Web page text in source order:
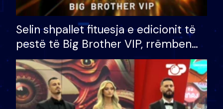
Selin shpallet fituesja e edicionit të
pestë të Big Brother VIP, rrëmben
çmimin e madh prej 100 mijë eurosh